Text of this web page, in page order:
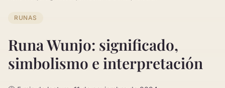
RUNAS
Runa Wunjo: significado,
simbolismo e interpretación